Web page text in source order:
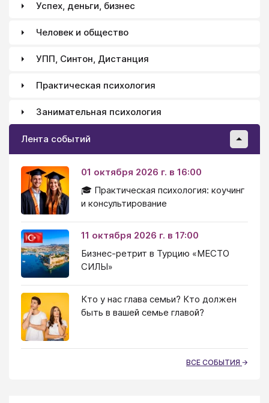
Успех, деньги, бизнес
Человек и общество
УПП, Синтон, Дистанция
Практическая психология
Занимательная психология
Лента событий
01 октября 2026 г. в 16:00
🎓 Практическая психология: коучинг
и консультирование
11 октября 2026 г. в 17:00
Бизнес-ретрит в Турцию «МЕСТО
СИЛЫ»
Кто у нас глава семьи? Кто должен
быть в вашей семье главой?
ВСЕ СОБЫТИЯ